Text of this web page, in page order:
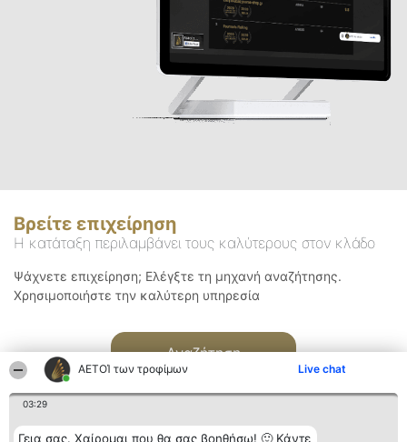
ΑΕΤΟΊ των τροφίμων Live chat
03:29
Γεια σας. Χαίρομαι που θα σας βοηθήσω! 🙂 Κάντε
Βρείτε επιχείρηση
Η κατάταξη περιλαμβάνει τους καλύτερους στον κλάδο
Ψάχνετε επιχείρηση; Ελέγξτε τη μηχανή αναζήτησης.
Χρησιμοποιήστε την καλύτερη υπηρεσία
Αναζήτηση